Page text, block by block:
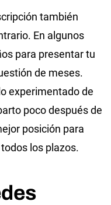
también
En algunos
para presentar tu
de meses.
experimentado de
poco después de
posición para
los plazos.